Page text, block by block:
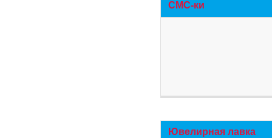
СМС-ки
Ювелирная лавка